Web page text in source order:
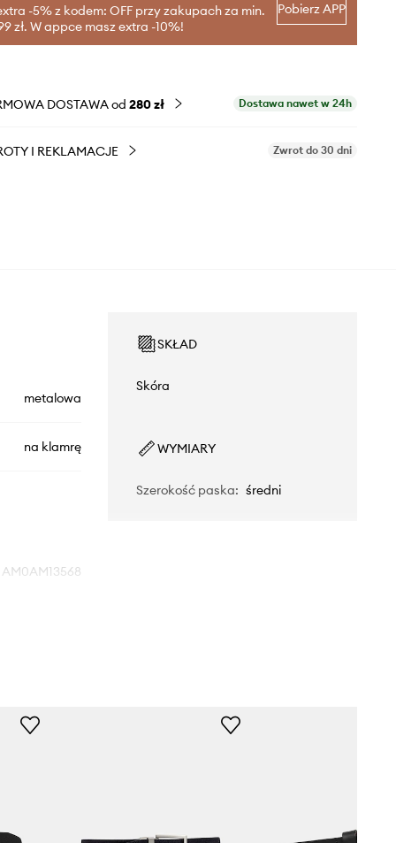
-5% z kodem: OFF przy zakupach za min.
zł. W appce masz extra -10%!
Pobierz APP
DOSTAWA od 280 zł Dostawa nawet w 24h
I REKLAMACJE Zwrot do 30 dni
metalowa
na klamrę
AM0AM13568
SKŁAD
Skóra
WYMIARY
Szerokość paska: średni